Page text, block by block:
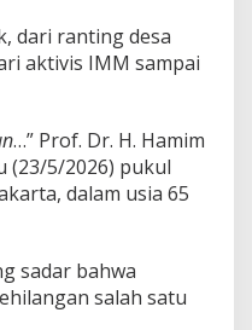
dari ranting desa
aktivis IMM sampai
…” Prof. Dr. H. Hamim
(23/5/2026) pukul
dalam usia 65
sadar bahwa
salah satu